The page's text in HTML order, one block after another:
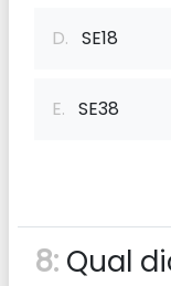
D. SE18
E. SE38
8: Qual